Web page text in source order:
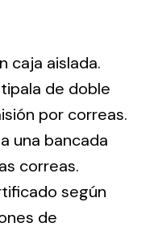
the group
products for
caja aislada.
de doble
por correas.
una bancada
correas.
según
de